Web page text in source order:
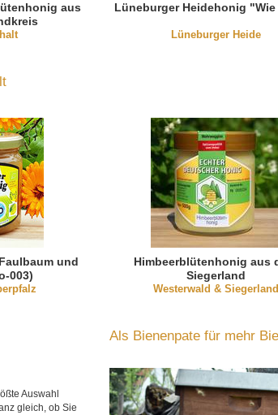
aus
Lüneburger Heidehonig
Lüneburger Heide
und
003)
Himbeerblütenhonig aus
Siegerland
Westerwald & Siegerland
Auswahl
gleich, ob Sie
Als Bienenpate für mehr